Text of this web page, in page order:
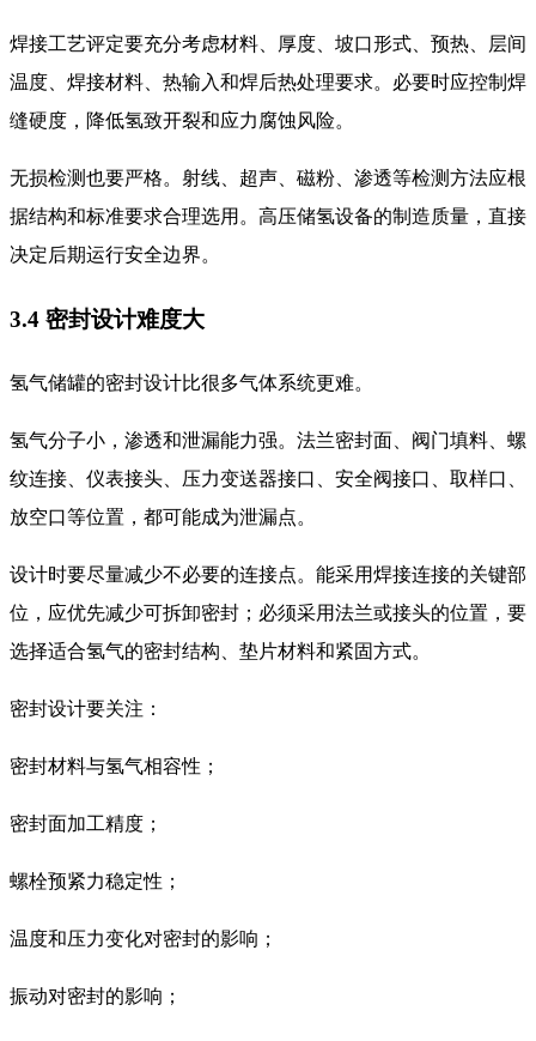
焊接工艺评定要充分考虑材料、厚度、坡口形式、预热、层间
温度、焊接材料、热输入和焊后热处理要求。必要时应控制焊
缝硬度，降低氢致开裂和应力腐蚀风险。
无损检测也要严格。射线、超声、磁粉、渗透等检测方法应根
据结构和标准要求合理选用。高压储氢设备的制造质量，直接
决定后期运行安全边界。
3.4 密封设计难度大
氢气储罐的密封设计比很多气体系统更难。
氢气分子小，渗透和泄漏能力强。法兰密封面、阀门填料、螺
纹连接、仪表接头、压力变送器接口、安全阀接口、取样口、
放空口等位置，都可能成为泄漏点。
设计时要尽量减少不必要的连接点。能采用焊接连接的关键部
位，应优先减少可拆卸密封；必须采用法兰或接头的位置，要
选择适合氢气的密封结构、垫片材料和紧固方式。
密封设计要关注：
密封材料与氢气相容性；
密封面加工精度；
螺栓预紧力稳定性；
温度和压力变化对密封的影响；
振动对密封的影响；